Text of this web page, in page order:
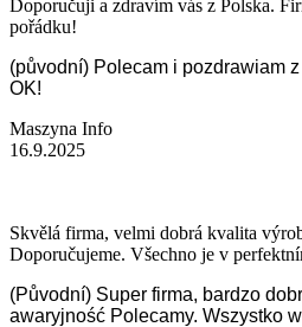
Doporučuji a zdravím vás z Polska.
pořádku!
(původní) Polecam i pozdrawiam
OK!
Maszyna Info
16.9.2025
Skvělá firma, velmi dobrá kvalita
Doporučujeme. Všechno je v
(Původní) Super firma, bardzo
awaryjność Polecamy. Wszystko